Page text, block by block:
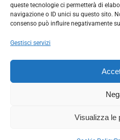
queste tecnologie ci permetterà di
navigazione o ID unici su questo sito.
consenso può influire negativamente
Gestisci servizi
Visualizza le
adottate dalla nostra Società per
Per contattare il DPO
La Società ha inoltre adottato un proprio
Scarica il